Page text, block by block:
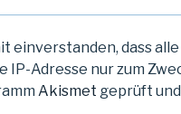
einverstanden, dass alle
IP-Adresse nur zum
Akismet geprüft